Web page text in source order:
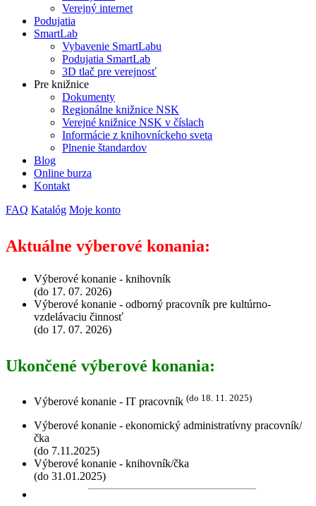
Verejný internet
Podujatia
SmartLab
Vybavenie SmartLabu
Podujatia SmartLab
3D tlač pre verejnosť
Pre knižnice
Dokumenty
Regionálne knižnice NSK
Verejné knižnice NSK v číslach
Informácie z knihovníckeho sveta
Plnenie štandardov
Blog
Online burza
Kontakt
FAQ Katalóg Moje konto
Aktuálne výberové konania:
Výberové konanie - knihovník
(do 17. 07. 2026)
Výberové konanie - odborný pracovník pre kultúrno-
vzdelávaciu činnosť
(do 17. 07. 2026)
Ukončené výberové konania:
Výberové konanie - IT pracovník (do 18. 11. 2025)
Výberové konanie - ekonomický administratívny pracovník/
čka
(do 7.11.2025)
Výberové konanie - knihovník/čka
(do 31.01.2025)